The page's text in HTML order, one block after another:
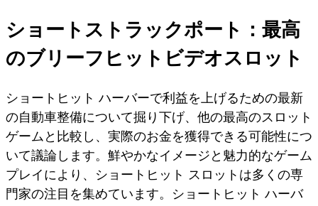
ショートストラックポート：最高
のブリーフヒットビデオスロット
ショートヒット ハーバーで利益を上げるための最新
の自動車整備について掘り下げ、他の最高のスロット
ゲームと比較し、実際のお金を獲得できる可能性につ
いて議論します。鮮やかなイメージと魅力的なゲーム
プレイにより、ショートヒット スロットは多くの専
門家の注目を集めています。ショートヒット ハーバ